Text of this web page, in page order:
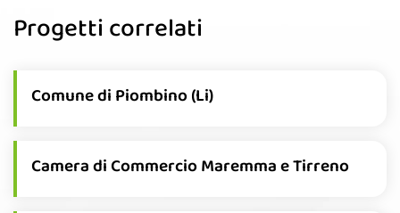
Progetti correlati
Comune di Piombino (Li)
Camera di Commercio Maremma e Tirreno